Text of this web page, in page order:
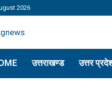
2026
उत्तराखण्ड उत्तर